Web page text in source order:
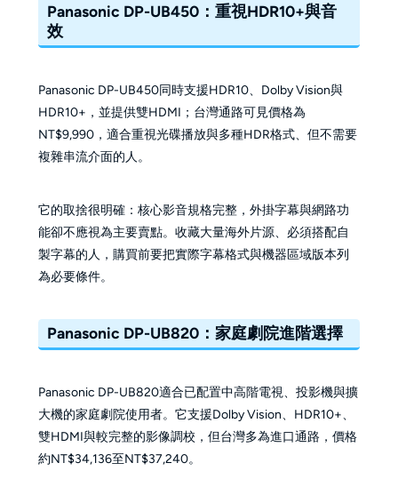
Panasonic DP-UB450：重視HDR10+與音
效
Panasonic DP-UB450同時支援HDR10、Dolby Vision與
HDR10+，並提供雙HDMI；台灣通路可見價格為
NT$9,990，適合重視光碟播放與多種HDR格式、但不需要
複雜串流介面的人。
它的取捨很明確：核心影音規格完整，外掛字幕與網路功
能卻不應視為主要賣點。收藏大量海外片源、必須搭配自
製字幕的人，購買前要把實際字幕格式與機器區域版本列
為必要條件。
Panasonic DP-UB820：家庭劇院進階選擇
Panasonic DP-UB820適合已配置中高階電視、投影機與擴
大機的家庭劇院使用者。它支援Dolby Vision、HDR10+、
雙HDMI與較完整的影像調校，但台灣多為進口通路，價格
約NT$34,136至NT$37,240。